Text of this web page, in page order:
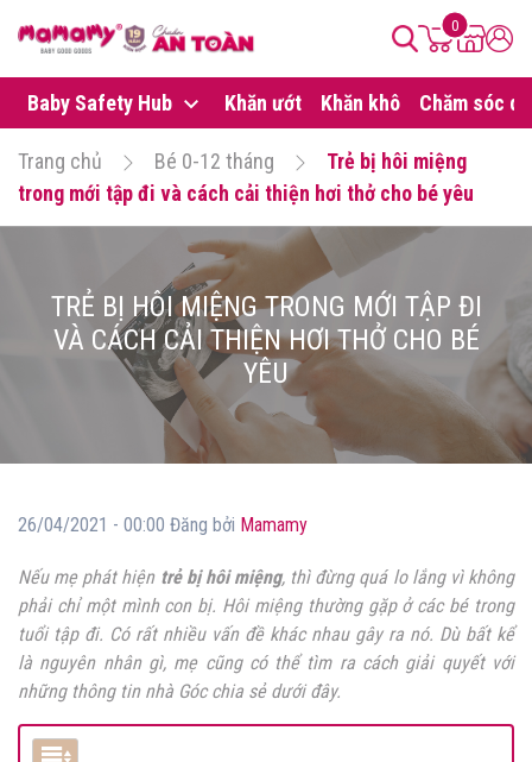
0
Baby Safety Hub Khăn ướt Khăn khô Chăm sóc da
Trang chủ Bé 0-12 tháng
Trẻ bị hôi miệng
trong mới tập đi và cách cải thiện hơi thở cho bé yêu
TRẺ BỊ HÔI MIỆNG TRONG MỚI TẬP ĐI
VÀ CÁCH CẢI THIỆN HƠI THỞ CHO BÉ
YÊU
26/04/2021 - 00:00 Đăng bởi Mamamy
Nếu mẹ phát hiện trẻ bị hôi miệng, thì đừng quá lo lắng vì không
phải chỉ một mình con bị. Hôi miệng thường gặp ở các bé trong
tuổi tập đi. Có rất nhiều vấn đề khác nhau gây ra nó. Dù bất kể
là nguyên nhân gì, mẹ cũng có thể tìm ra cách giải quyết với
những thông tin nhà Góc chia sẻ dưới đây.